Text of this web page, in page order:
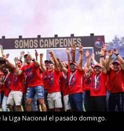
Liga Nacional el pasado domingo.